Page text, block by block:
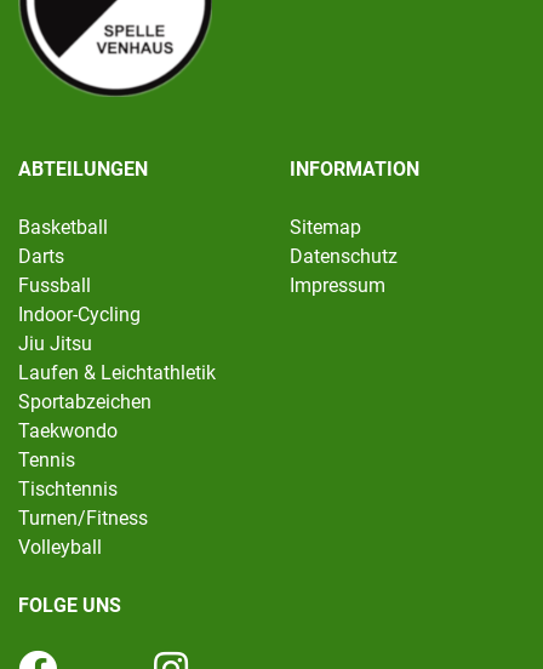
ABTEILUNGEN
Basketball
Darts
Fussball
Indoor-Cycling
Jiu Jitsu
Laufen & Leichtathletik
Sportabzeichen
Taekwondo
Tennis
Tischtennis
Turnen/Fitness
Volleyball
INFORMATION
Sitemap
Datenschutz
Impressum
FOLGE UNS